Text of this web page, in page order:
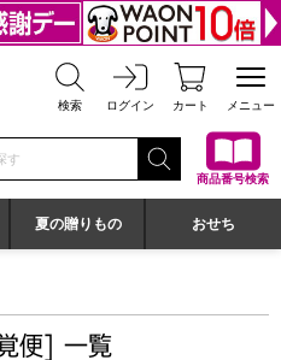
お届け イオンショップ
検索 ログイン カート メニュー
てください
商品番号検索
夏の贈りもの おせち
便] 一覧